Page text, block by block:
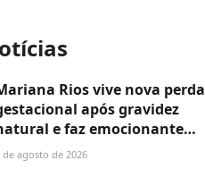
Rios vive nova perda
após gravidez
e faz emocionante
'Meu coração estava
de agosto de 2026